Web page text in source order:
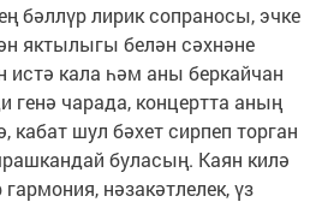
бәллүр лирик сопраносы, эчке
яктылыгы белән сәхнәне
истә кала һәм аны беркайчан
чарада, концертта аның
шул бәхет сирпеп торган
буласың. Каян килә
нәзакәтлелек, үз